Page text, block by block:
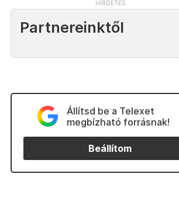
Partnereinktől
Állítsd be a Telexet
megbízható forrásnak!
Beállítom